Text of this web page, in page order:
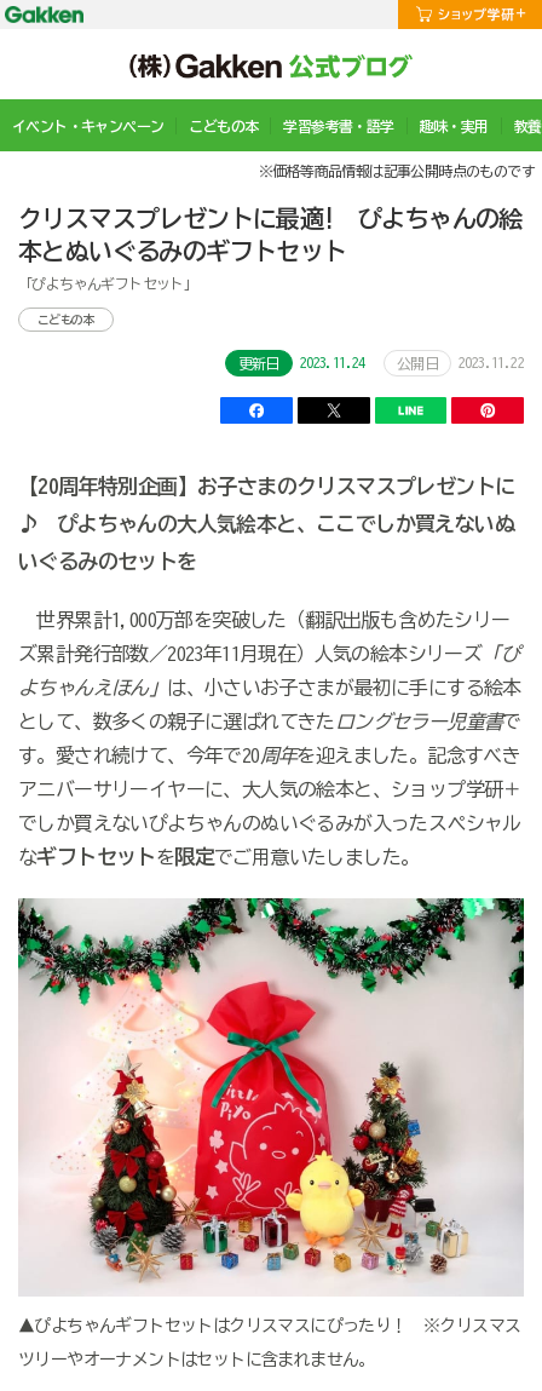
イベント・キャンペーン こどもの本 学習参考書・語学 趣味・実用 教
※価格等商品情報は記事公開時点のものです
クリスマスプレゼントに最適! ぴよちゃんの絵
本とぬいぐるみのギフトセット
「ぴよちゃんギフトセット」
こどもの本
更新日 2023.11.24 公開日 2023.11.22
【20周年特別企画】お子さまのクリスマスプレゼントに
♪ ぴよちゃんの大人気絵本と、ここでしか買えないぬ
いぐるみのセットを
世界累計1,000万部を突破した（翻訳出版も含めたシリー
ズ累計発行部数／2023年11月現在）人気の絵本シリーズ「ぴ
よちゃんえほん」 は、小さいお子さまが最初に手にする絵本
として、数多くの親子に選ばれてきた ロングセラー児童書で
す。愛され続けて、今年で20周年を迎えました。記念すべき
アニバーサリーイヤーに、大人気の絵本と、ショップ学研＋
でしか買えないぴよちゃんのぬいぐるみが入ったスペシャル
なギフトセットを限定でご用意いたしました。
▲ぴよちゃんギフトセットはクリスマスにぴったり！ ※クリスマス
ツリーやオーナメントはセットに含まれません。